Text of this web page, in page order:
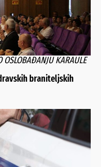
KARAULE
braniteljskih